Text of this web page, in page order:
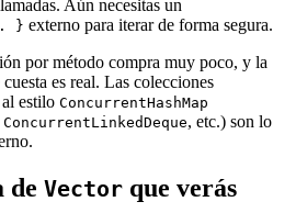
Aún necesitas un
} externo para iterar de forma segura.
por método compra muy poco, y la
es real. Las colecciones
estilo ConcurrentHashMap
ConcurrentLinkedDeque, etc.) son lo
de Vector que verás